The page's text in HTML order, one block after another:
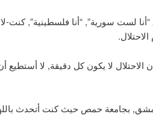
“أنا لست سورية”, “أنا فلسطينية”, كنت-
الاحتلال لا يكون كل دقيقة, لا أستطيع
بجامعة حمص حيث كنت أتحدث